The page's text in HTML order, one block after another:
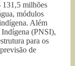
milhões
módulos
Além
Indígena (PNSI),
para os
de